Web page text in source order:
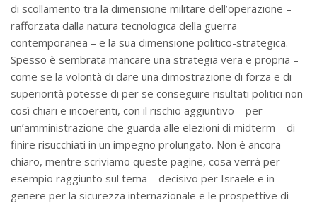
di scollamento tra la dimensione militare dell’operazione –
rafforzata dalla natura tecnologica della guerra
contemporanea – e la sua dimensione politico-strategica.
Spesso è sembrata mancare una strategia vera e propria –
come se la volontà di dare una dimostrazione di forza e di
superiorità potesse di per se conseguire risultati politici non
così chiari e incoerenti, con il rischio aggiuntivo – per
un’amministrazione che guarda alle elezioni di midterm – di
finire risucchiati in un impegno prolungato. Non è ancora
chiaro, mentre scriviamo queste pagine, cosa verrà per
esempio raggiunto sul tema – decisivo per Israele e in
genere per la sicurezza internazionale e le prospettive di